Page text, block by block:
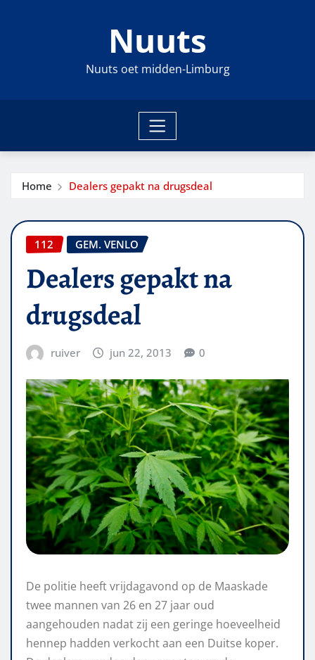
Nuuts
Nuuts oet midden-Limburg
Home Dealers gepakt na drugsdeal
112 GEM. VENLO
Dealers gepakt na
drugsdeal
ruiver jun 22, 2013 0
De politie heeft vrijdagavond op de Maaskade
twee mannen van 26 en 27 jaar oud
aangehouden nadat zij een geringe hoeveelheid
hennep hadden verkocht aan een Duitse koper.